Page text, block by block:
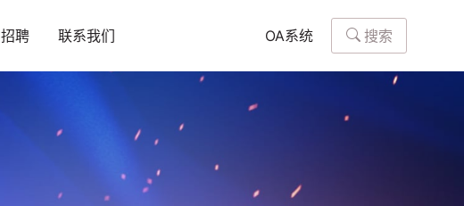
聘 联系我们 OA系统 搜索